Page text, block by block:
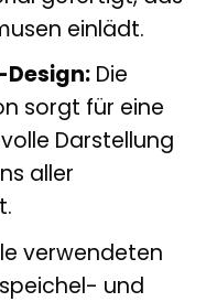
einlädt.
Die
sorgt für eine
Darstellung
aller
verwendeten
und